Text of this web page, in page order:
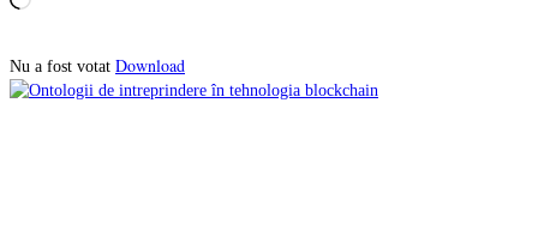
Nu a fost votat Download